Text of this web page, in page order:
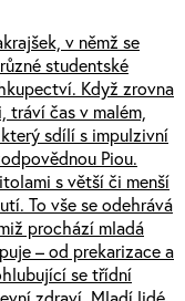
v němž se
studentské
Když zrovna
tráví čas v malém,
sdílí s impulzivní
Piou.
s větší či menší
To vše se odehrává
prochází mladá
– od prekarizace a
se třídní